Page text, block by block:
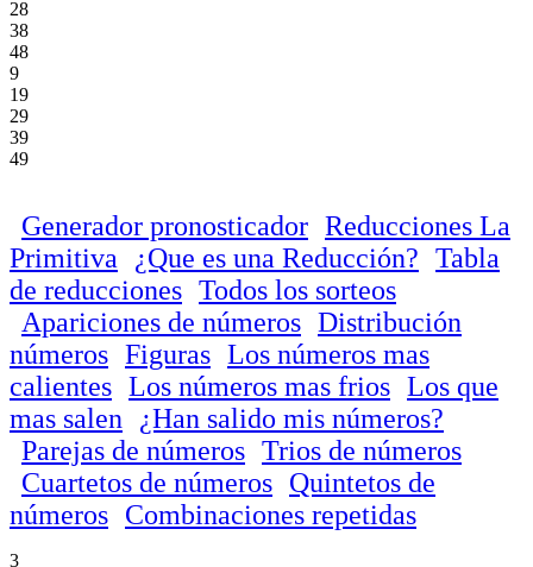
28
38
48
9
19
29
39
49
Generador pronosticador Reducciones La
Primitiva
¿Que es una Reducción? Tabla
de reducciones Todos los sorteos
Apariciones de números Distribución
números Figuras Los números mas
calientes Los números mas frios Los que
mas salen
¿Han salido mis números?
Parejas de números Trios de números
Cuartetos de números Quintetos de
números Combinaciones repetidas
3